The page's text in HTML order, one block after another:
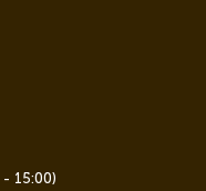
15:00)